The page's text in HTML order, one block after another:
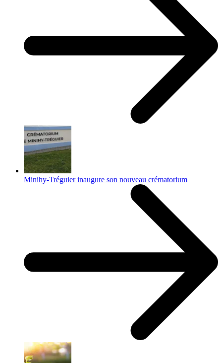
Minihy-Tréguier inaugure son nouveau crématorium